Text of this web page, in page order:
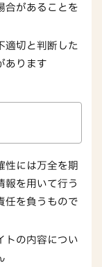
合があることを
適切と判断した
あります
性には万全を期
報を用いて行う
任を負うもので
トの内容につい